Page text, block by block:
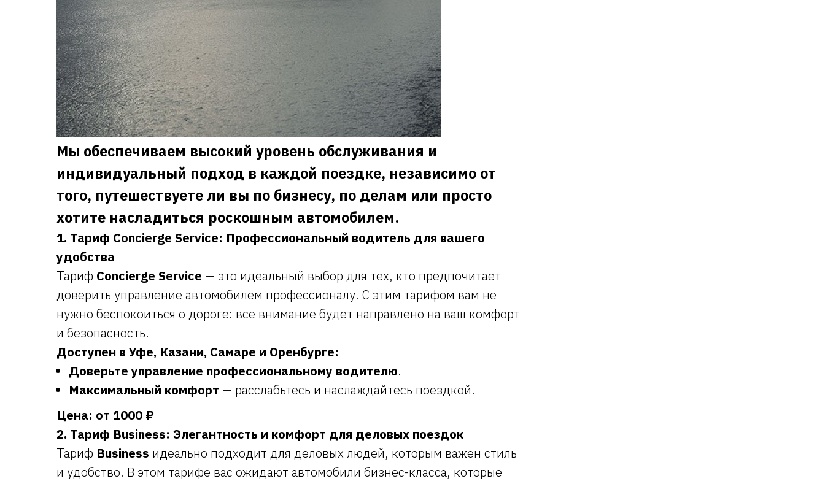
Мы обеспечиваем высокий уровень обслуживания и
индивидуальный подход в каждой поездке, независимо от
того, путешествуете ли вы по бизнесу, по делам или просто
хотите насладиться роскошным автомобилем.
1. Тариф Concierge Service: Профессиональный водитель для вашего
удобства
Тариф Concierge Service — это идеальный выбор для тех, кто предпочитает
доверить управление автомобилем профессионалу. С этим тарифом вам не
нужно беспокоиться о дороге: все внимание будет направлено на ваш комфорт
и безопасность.
Доступен в Уфе, Казани, Самаре и Оренбурге:
Доверьте управление профессиональному водителю.
Максимальный комфорт — расслабьтесь и наслаждайтесь поездкой.
Цена: от 1000 ₽
2. Тариф Business: Элегантность и комфорт для деловых поездок
Тариф Business идеально подходит для деловых людей, которым важен стиль
и удобство. В этом тарифе вас ожидают автомобили бизнес-класса, которые